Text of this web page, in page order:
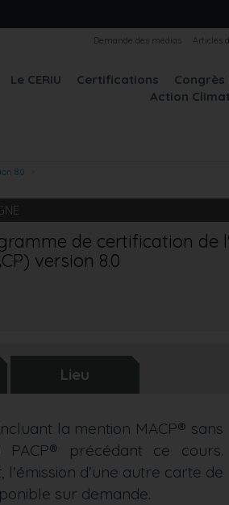
Demande des médias Articles
Le CERIU Certifications Congrès
Action
8.0
de certification de
version 8.0
Lieu
la mention MACP® sans
précédant ce cours.
l'émission d'une autre carte de
sur demande.